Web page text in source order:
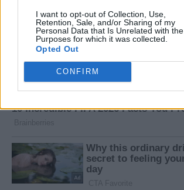
I want to opt-out of Collection, Use,
Retention, Sale, and/or Sharing of my
Personal Data that Is Unrelated with the
Purposes for which it was collected.
Opted Out
CONFIRM